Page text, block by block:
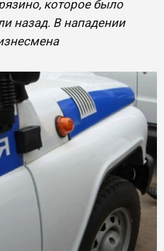
которое было
назад. В нападении